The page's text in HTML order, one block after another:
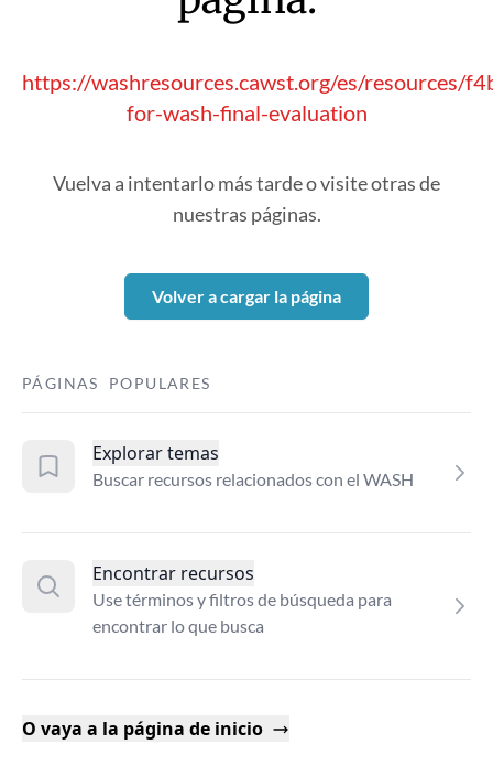
https://washresources.cawst.org/es/resources/
for-wash-final-evaluation
Vuelva a intentarlo más tarde o visite otras de
nuestras páginas.
Volver a cargar la página
PÁGINAS POPULARES
Explorar temas
Buscar recursos relacionados con el WASH
Encontrar recursos
Use términos y filtros de búsqueda para
encontrar lo que busca
O vaya a la página de inicio